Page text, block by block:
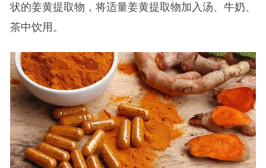
状的姜黄提取物，将适量姜黄提取物加入汤、牛奶、
茶中饮用。